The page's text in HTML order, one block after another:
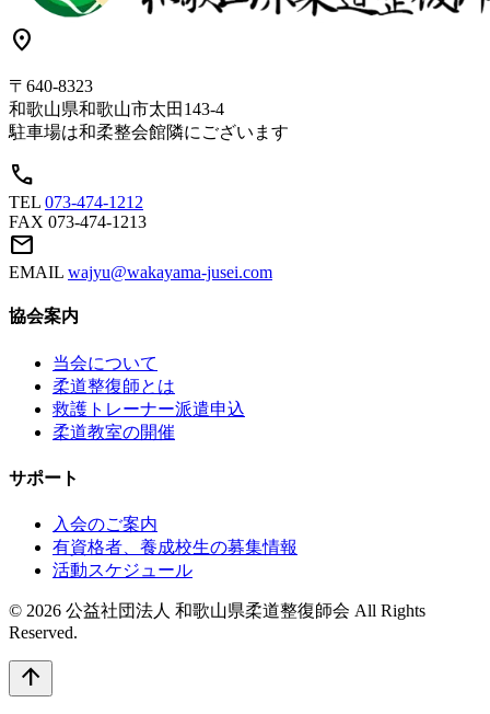
location_on
〒640-8323
和歌山県和歌山市太田143-4
駐車場は和柔整会館隣にございます
call
TEL 073-474-1212
FAX 073-474-1213
mail
EMAIL wajyu@wakayama-jusei.com
協会案内
当会について
柔道整復師とは
救護トレーナー派遣申込
柔道教室の開催
サポート
入会のご案内
有資格者、養成校生の募集情報
活動スケジュール
© 2026 公益社団法人 和歌山県柔道整復師会 All Rights
Reserved.
arrow_upward